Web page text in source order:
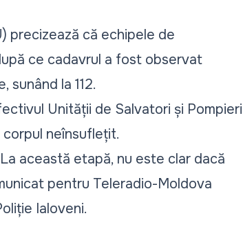
precizează că echipele de
ce cadavrul a fost observat
la 112.
Unității de Salvatori și Pompieri
corpul neînsuflețit.
această etapă, nu este clar dacă
pentru Teleradio-Moldova
Ialoveni.